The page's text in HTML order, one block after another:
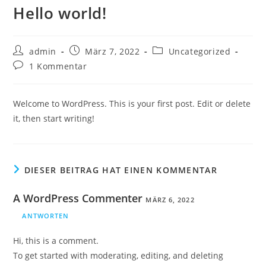
Hello world!
Beitrags-
Autor:
admin
Beitrag
veröffentlicht:
März 7, 2022
Beitrags-
Uncategorized
Beitrags-
1 Kommentar
Welcome to WordPress. This is your first post. Edit or delete
it, then start writing!
DIESER BEITRAG HAT EINEN KOMMENTAR
A WordPress Commenter MÄRZ 6, 2022
ANTWORTEN
Hi, this is a comment.
To get started with moderating, editing, and deleting